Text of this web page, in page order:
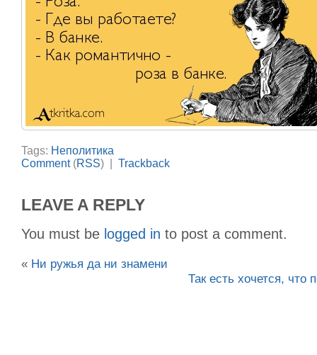
Tags: Неполитика
Comment(RSS) | Trackback
LEAVE A REPLY
You must be logged in to post a comment.
« Ни ружья да ни знамени
Так есть хочется, что